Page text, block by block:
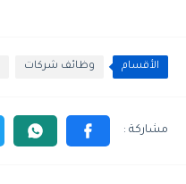
الأقسام وظائف شركات